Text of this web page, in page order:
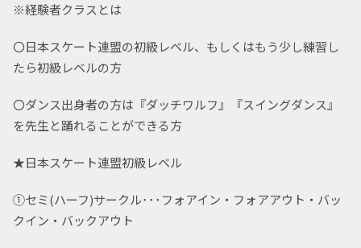
※経験者クラスとは
〇日本スケート連盟の初級レベル、もしくはもう少し練習し
たら初級レベルの方
〇ダンス出身者の方は『ダッチワルフ』『スイングダンス』
を先生と踊れることができる方
★日本スケート連盟初級レベル
①セミ(ハーフ)サークル･･･フォアイン・フォアアウト・バッ
クイン・バックアウト